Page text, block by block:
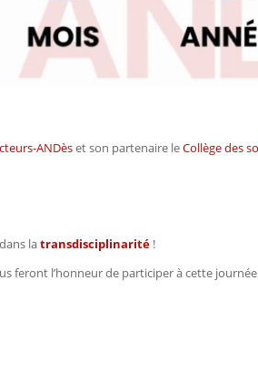
ANDèset son partenaire leCollège des
latransdisciplinarité !
feront l’honneur de participer à cette